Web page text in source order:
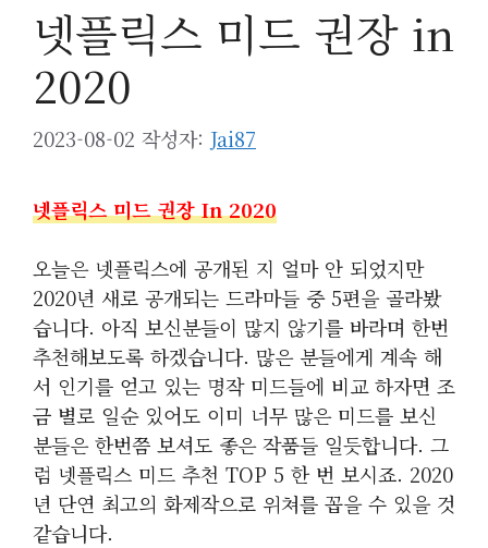
넷플릭스 미드 권장 in
2020
2023-08-02 작성자: Jai87
넷플릭스 미드 권장 In 2020
오늘은 넷플릭스에 공개된 지 얼마 안 되었지만
2020년 새로 공개되는 드라마들 중 5편을 골라봤
습니다. 아직 보신분들이 많지 않기를 바라며 한번
추천해보도록 하겠습니다. 많은 분들에게 계속 해
서 인기를 얻고 있는 명작 미드들에 비교 하자면 조
금 별로 일순 있어도 이미 너무 많은 미드를 보신
분들은 한번쯤 보셔도 좋은 작품들 일듯합니다. 그
럼 넷플릭스 미드 추천 TOP 5 한 번 보시죠. 2020
년 단연 최고의 화제작으로 위쳐를 꼽을 수 있을 것
같습니다.